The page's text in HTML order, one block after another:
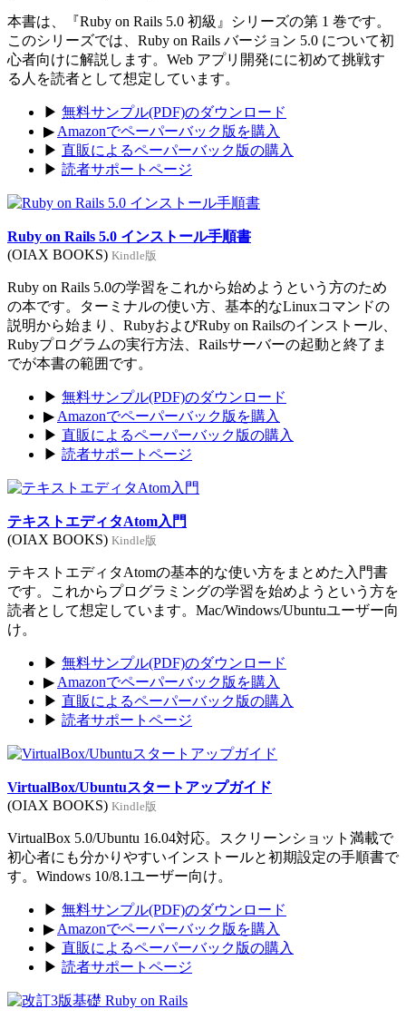
本書は、『Ruby on Rails 5.0 初級』シリーズの第 1 巻です。
このシリーズでは、Ruby on Rails バージョン 5.0 について初
心者向けに解説します。Web アプリ開発にに初めて挑戦す
る人を読者として想定しています。
▶ 無料サンプル(PDF)のダウンロード
▶ Amazonでペーパーバック版を購入
▶ 直販によるペーパーバック版の購入
▶ 読者サポートページ
Ruby on Rails 5.0 インストール手順書
(OIAX BOOKS) Kindle版
Ruby on Rails 5.0の学習をこれから始めようという方のため
の本です。ターミナルの使い方、基本的なLinuxコマンドの
説明から始まり、RubyおよびRuby on Railsのインストール、
Rubyプログラムの実行方法、Railsサーバーの起動と終了ま
でが本書の範囲です。
▶ 無料サンプル(PDF)のダウンロード
▶ Amazonでペーパーバック版を購入
▶ 直販によるペーパーバック版の購入
▶ 読者サポートページ
テキストエディタAtom入門
(OIAX BOOKS) Kindle版
テキストエディタAtomの基本的な使い方をまとめた入門書
です。これからプログラミングの学習を始めようという方を
読者として想定しています。Mac/Windows/Ubuntuユーザー向
け。
▶ 無料サンプル(PDF)のダウンロード
▶ Amazonでペーパーバック版を購入
▶ 直販によるペーパーバック版の購入
▶ 読者サポートページ
VirtualBox/Ubuntuスタートアップガイド
(OIAX BOOKS) Kindle版
VirtualBox 5.0/Ubuntu 16.04対応。スクリーンショット満載で
初心者にも分かりやすいインストールと初期設定の手順書で
す。Windows 10/8.1ユーザー向け。
▶ 無料サンプル(PDF)のダウンロード
▶ Amazonでペーパーバック版を購入
▶ 直販によるペーパーバック版の購入
▶ 読者サポートページ